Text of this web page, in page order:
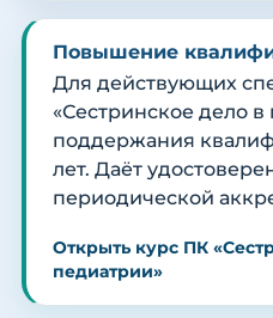
Повышение
Для действующих
«Сестринское дело
поддержания
лет. Даёт
периодической
Открыть курс ПК
педиатрии»